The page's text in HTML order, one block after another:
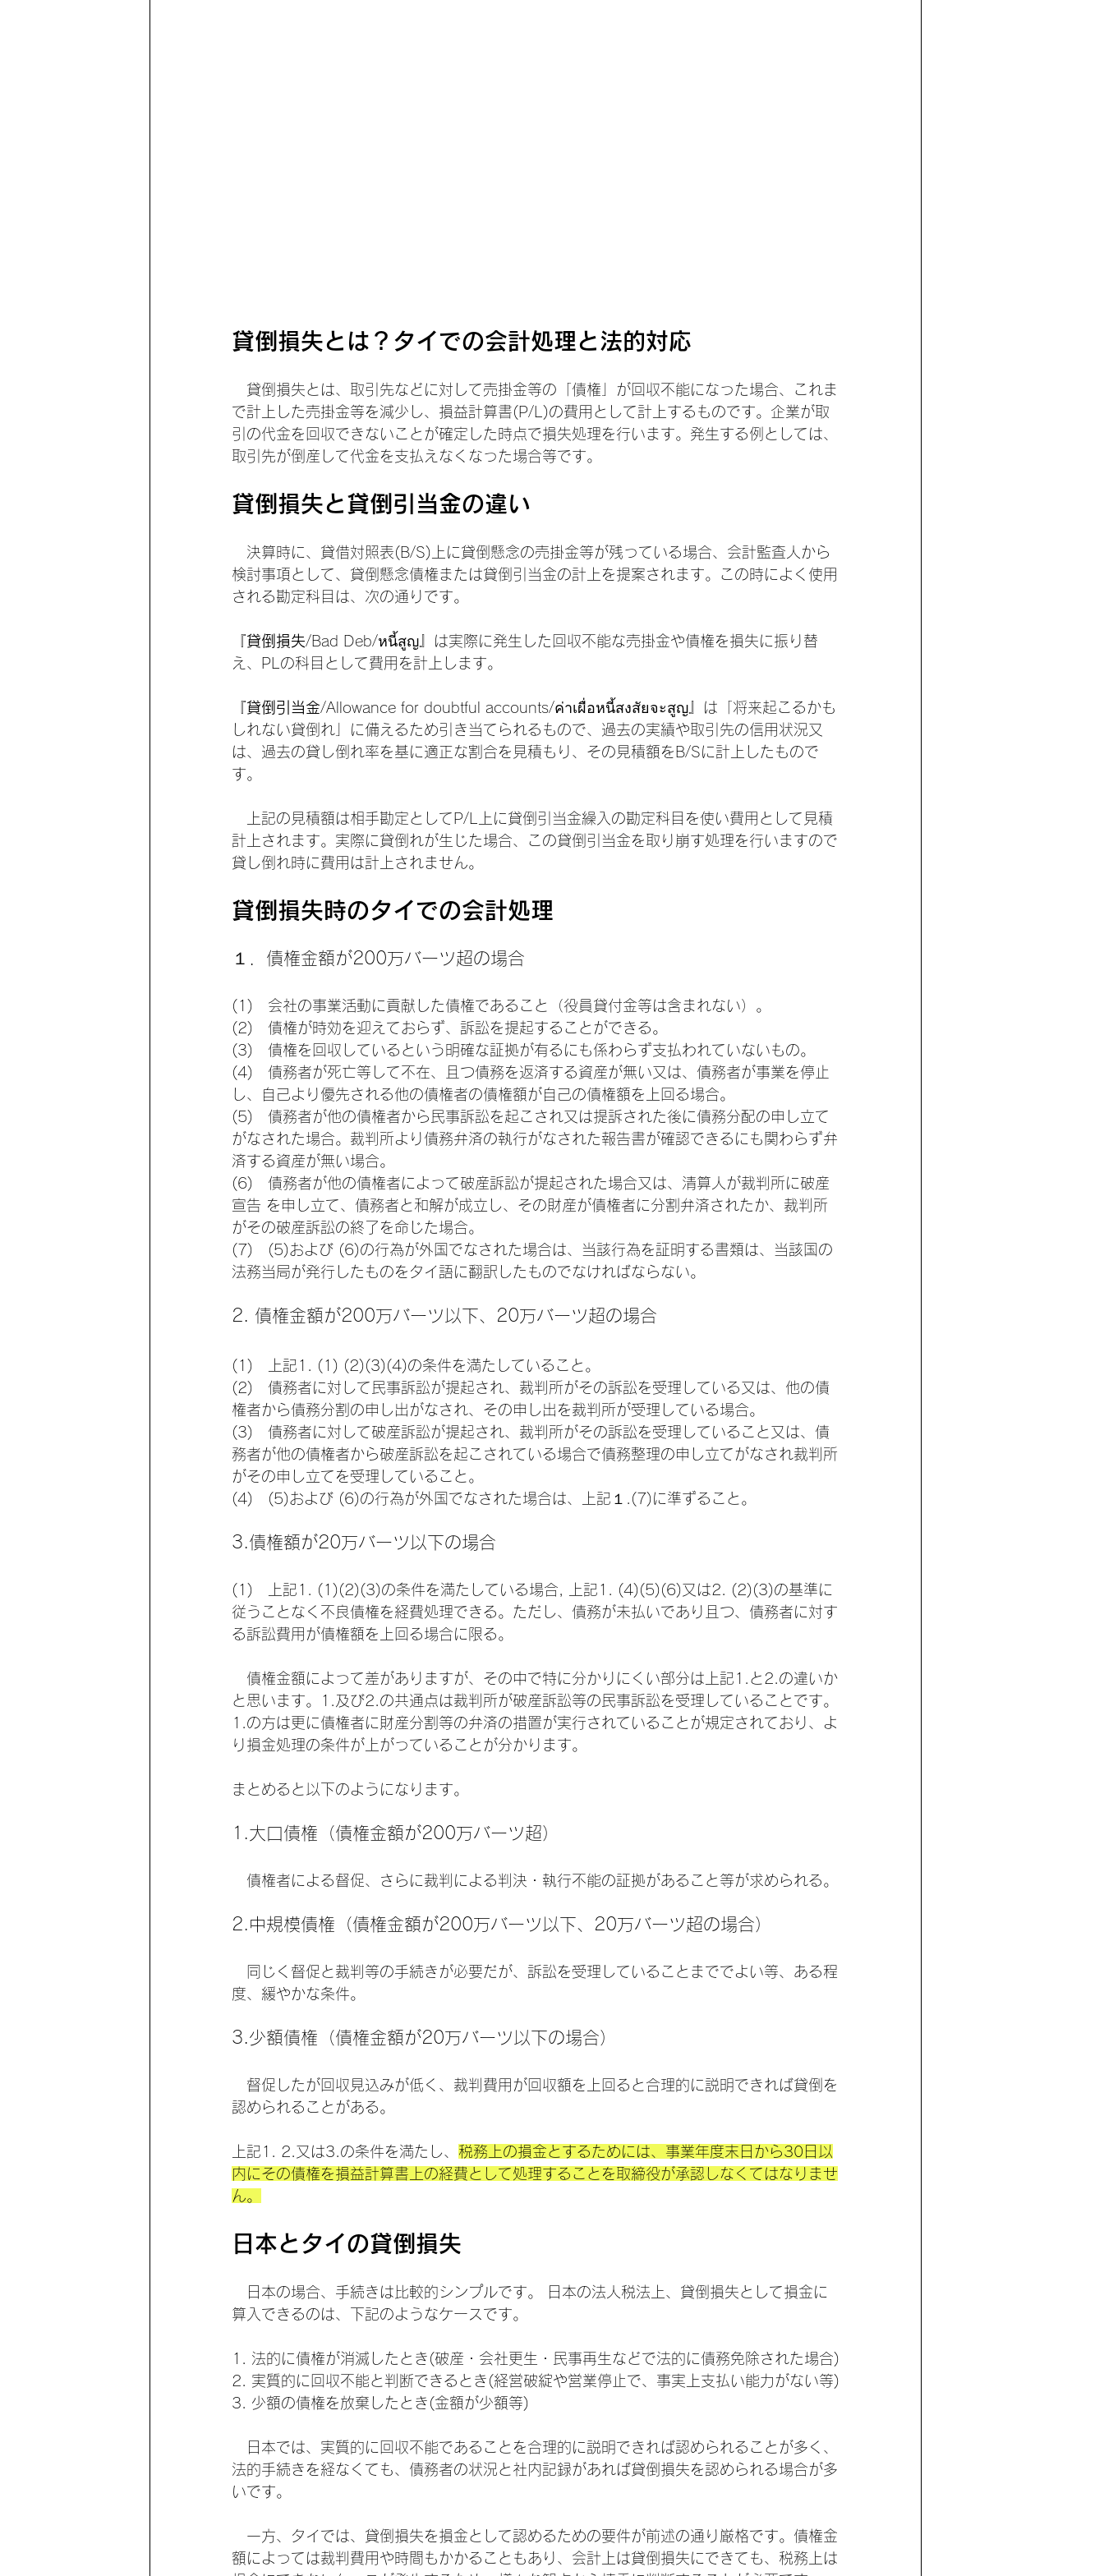
貸倒損失とは？タイでの会計処理と法的対応
貸倒損失とは、取引先などに対して売掛金等の「債権」が回収不能になった場合、これま
で計上した売掛金等を減少し、損益計算書(P/L)の費用として計上するものです。企業が取
引の代金を回収できないことが確定した時点で損失処理を行います。発生する例としては、
取引先が倒産して代金を支払えなくなった場合等です。
貸倒損失と貸倒引当金の違い
決算時に、貸借対照表(B/S)上に貸倒懸念の売掛金等が残っている場合、会計監査人から
検討事項として、貸倒懸念債権または貸倒引当金の計上を提案されます。この時によく使用
される勘定科目は、次の通りです。
貸倒損失/Bad Deb/หนี้สูญ』は実際に発生した回収不能な売掛金や債権を損失に振り替
え、PLの科目として費用を計上します。
貸倒引当金/Allowance for doubtful accounts/ค่าเผื่อหนี้สงสัยจะสูญ』は「将来起こるかも
しれない貸倒れ」に備えるため引き当てられるもので、過去の実績や取引先の信用状況又
は、過去の貸し倒れ率を基に適正な割合を見積もり、その見積額をB/Sに計上したもので
す。
上記の見積額は相手勘定としてP/L上に貸倒引当金繰入の勘定科目を使い費用として見積
計上されます。実際に貸倒れが生じた場合、この貸倒引当金を取り崩す処理を行いますので
貸し倒れ時に費用は計上されません。
貸倒損失時のタイでの会計処理
１．債権金額が200万バーツ超の場合
(1)   会社の事業活動に貢献した債権であること（役員貸付金等は含まれない）。
(2)   債権が時効を迎えておらず、訴訟を提起することができる。
(3)   債権を回収しているという明確な証拠が有るにも係わらず支払われていないもの。
(4)   債務者が死亡等して不在、且つ債務を返済する資産が無い又は、債務者が事業を停止
し、自己より優先される他の債権者の債権額が自己の債権額を上回る場合。
(5)   債務者が他の債権者から民事訴訟を起こされ又は提訴された後に債務分配の申し立て
がなされた場合。裁判所より債務弁済の執行がなされた報告書が確認できるにも関わらず弁
済する資産が無い場合。
(6)   債務者が他の債権者によって破産訴訟が提起された場合又は、清算人が裁判所に破産
宣告 を申し立て、債務者と和解が成立し、その財産が債権者に分割弁済されたか、裁判所
がその破産訴訟の終了を命じた場合。
(7)   (5)および (6)の行為が外国でなされた場合は、当該行為を証明する書類は、当該国の
法務当局が発行したものをタイ語に翻訳したものでなければならない。
2. 債権金額が200万バーツ以下、20万バーツ超の場合
(1)   上記1. (1) (2)(3)(4)の条件を満たしていること。
(2)   債務者に対して民事訴訟が提起され、裁判所がその訴訟を受理している又は、他の債
権者から債務分割の申し出がなされ、その申し出を裁判所が受理している場合。
(3)   債務者に対して破産訴訟が提起され、裁判所がその訴訟を受理していること又は、債
務者が他の債権者から破産訴訟を起こされている場合で債務整理の申し立てがなされ裁判所
がその申し立てを受理していること。
(4)   (5)および (6)の行為が外国でなされた場合は、上記１.(7)に準ずること。
3.債権額が20万バーツ以下の場合
(1)   上記1. (1)(2)(3)の条件を満たしている場合, 上記1. (4)(5)(6)又は2. (2)(3)の基準に
従うことなく不良債権を経費処理できる。ただし、債務が未払いであり且つ、債務者に対す
る訴訟費用が債権額を上回る場合に限る。
債権金額によって差がありますが、その中で特に分かりにくい部分は上記1.と2.の違いか
と思います。1.及び2.の共通点は裁判所が破産訴訟等の民事訴訟を受理していることです。
1.の方は更に債権者に財産分割等の弁済の措置が実行されていることが規定されており、よ
り損金処理の条件が上がっていることが分かります。
まとめると以下のようになります。
1.大口債権（債権金額が200万バーツ超）
債権者による督促、さらに裁判による判決・執行不能の証拠があること等が求められる。
2.中規模債権（債権金額が200万バーツ以下、20万バーツ超の場合）
同じく督促と裁判等の手続きが必要だが、訴訟を受理していることまででよい等、ある程
度、緩やかな条件。
3.少額債権（債権金額が20万バーツ以下の場合）
督促したが回収見込みが低く、裁判費用が回収額を上回ると合理的に説明できれば貸倒を
認められることがある。
上記1. 2.又は3.の条件を満たし、 税務上の損金とするためには、事業年度末日から30日以
内にその債権を損益計算書上の経費として処理することを取締役が承認しなくてはなりませ
ん。
日本とタイの貸倒損失
日本の場合、手続きは比較的シンプルです。 日本の法人税法上、貸倒損失として損金に
算入できるのは、下記のようなケースです。
1. 法的に債権が消滅したとき(破産・会社更生・民事再生などで法的に債務免除された場合)
2. 実質的に回収不能と判断できるとき(経営破綻や営業停止で、事実上支払い能力がない等)
3. 少額の債権を放棄したとき(金額が少額等)
日本では、実質的に回収不能であることを合理的に説明できれば認められることが多く、
法的手続きを経なくても、債務者の状況と社内記録があれば貸倒損失を認められる場合が多
いです。
一方、タイでは、貸倒損失を損金として認めるための要件が前述の通り厳格です。債権金
額によっては裁判費用や時間もかかることもあり、会計上は貸倒損失にできても、税務上は